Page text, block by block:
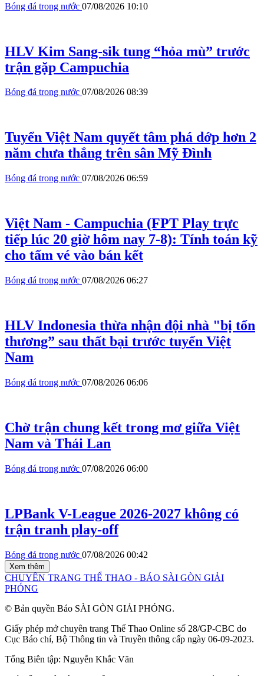
Bóng đá trong nước 07/08/2026 10:10
HLV Kim Sang-sik tung “hỏa mù” trước
trận gặp Campuchia
Bóng đá trong nước 07/08/2026 08:39
Tuyển Việt Nam quyết tâm phá dớp hơn 2
năm chưa thắng trên sân Mỹ Đình
Bóng đá trong nước 07/08/2026 06:59
Việt Nam - Campuchia (FPT Play trực
tiếp lúc 20 giờ hôm nay 7-8): Tính toán kỹ
cho tấm vé vào bán kết
Bóng đá trong nước 07/08/2026 06:27
HLV Indonesia thừa nhận đội nhà "bị tổn
thương” sau thất bại trước tuyển Việt
Nam
Bóng đá trong nước 07/08/2026 06:06
Chờ trận chung kết trong mơ giữa Việt
Nam và Thái Lan
Bóng đá trong nước 07/08/2026 06:00
LPBank V-League 2026-2027 không có
trận tranh play-off
Bóng đá trong nước 07/08/2026 00:42
Xem thêm
CHUYÊN TRANG THỂ THAO - BÁO SÀI GÒN GIẢI
PHÓNG
© Bản quyền Báo SÀI GÒN GIẢI PHÓNG.
Giấy phép mở chuyên trang Thể Thao Online số 28/GP-CBC do
Cục Báo chí, Bộ Thông tin và Truyền thông cấp ngày 06-09-2023.
Tổng Biên tập: Nguyễn Khắc Văn